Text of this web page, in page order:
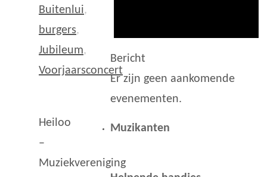
Buitenlui,
burgers,
Jubileum,
Voorjaarsconcert
Heiloo
–
Muziekvereniging
Bericht
Er zijn geen aankomende
evenementen.
Muzikanten